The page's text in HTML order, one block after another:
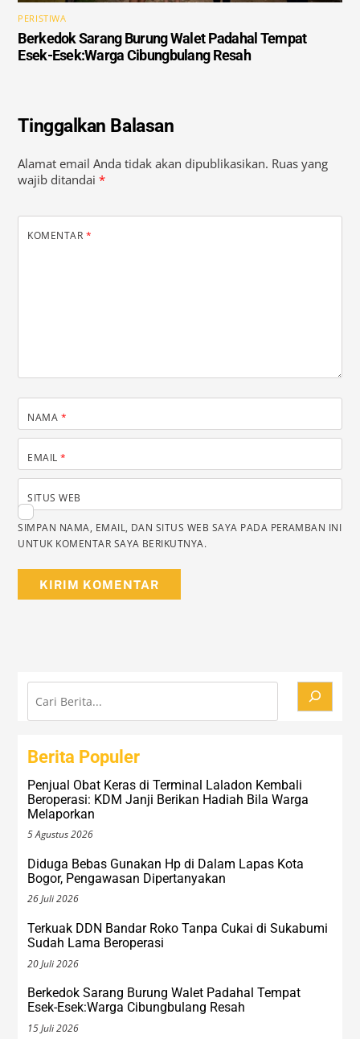
PERISTIWA
Berkedok Sarang Burung Walet Padahal Tempat
Esek-Esek:Warga Cibungbulang Resah
Tinggalkan Balasan
Alamat email Anda tidak akan dipublikasikan. Ruas yang
wajib ditandai*
KOMENTAR *
NAMA *
EMAIL*
SITUS WEB
SIMPAN NAMA, EMAIL, DAN SITUS WEB SAYA PADA PERAMBAN INI
UNTUK KOMENTAR SAYA BERIKUTNYA.
Cari
Berita Populer
Penjual Obat Keras di Terminal Laladon Kembali
Beroperasi: KDM Janji Berikan Hadiah Bila Warga
Melaporkan
5 Agustus 2026
Diduga Bebas Gunakan Hp di Dalam Lapas Kota
Bogor, Pengawasan Dipertanyakan
26 Juli 2026
Terkuak DDN Bandar Roko Tanpa Cukai di Sukabumi
Sudah Lama Beroperasi
20 Juli 2026
Berkedok Sarang Burung Walet Padahal Tempat
Esek-Esek:Warga Cibungbulang Resah
15 Juli 2026